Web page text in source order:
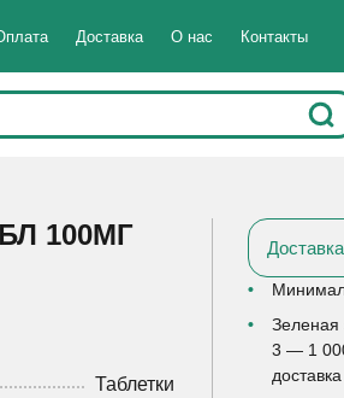
Доставка О нас Контакты
100МГ
Таблетки
Доставка
Зеленая
3 — 1